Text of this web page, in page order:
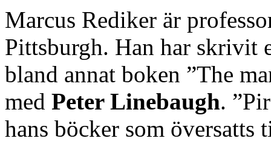
Marcus Rediker är
Pittsburgh. Han har skrivit
bland annat boken ”The
med Peter Linebaugh.
hans böcker som översatts